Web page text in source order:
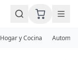
Hogar y Cocina